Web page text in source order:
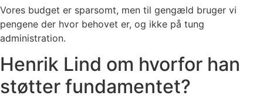
Vores budget er sparsomt, men til gengæld bruger vi
pengene der hvor behovet er, og ikke på tung
administration.
Henrik Lind om hvorfor han
støtter fundamentet?